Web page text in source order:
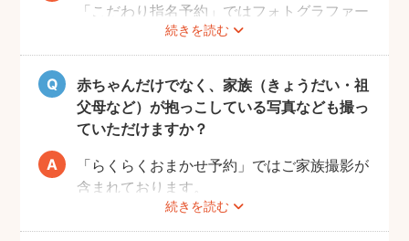
続きを読む
「こだわり指名予約」ではフォトグラファー
によって1時間での撮影内容が異なります。
赤ちゃん1人の撮影（寝かしつけ・おくるみ
を巻く・飾り付けなど）で1時間ほどかかる
ケースが多いので、余裕をもって撮影をご希
望の場合、2時間以上の撮影をご検討くださ
い。
※なお、「らくらくおまかせ予約」では双子
やきょうだいとの撮影には対応しておりませ
んのであらかじめご了承ください。
赤ちゃんだけでなく、家族（きょうだい・祖
父母など）が抱っこしている写真なども撮っ
ていただけますか？
続きを読む
「らくらくおまかせ予約」ではご家族撮影が
含まれております。
撮影イメージはこちらからご覧いただけま
す。